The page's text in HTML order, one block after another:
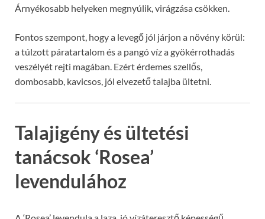
Árnyékosabb helyeken megnyúlik, virágzása csökken.
Fontos szempont, hogy a levegő jól járjon a növény körül:
a túlzott páratartalom és a pangó víz a gyökérrothadás
veszélyét rejti magában. Ezért érdemes szellős,
dombosabb, kavicsos, jól elvezető talajba ültetni.
Talajigény és ültetési
tanácsok ‘Rosea’
levendulához